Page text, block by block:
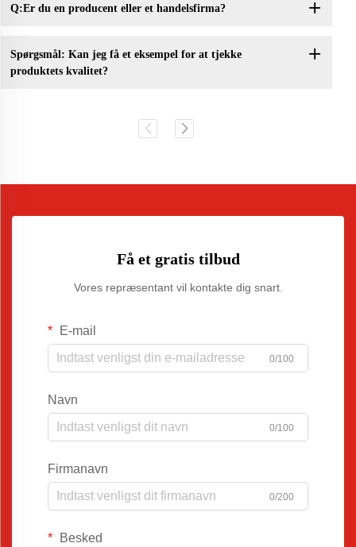
Q:Er du en producent eller et handelsfirma?
Spørgsmål: Kan jeg få et eksempel for at tjekke
produktets kvalitet?
Få et gratis tilbud
Vores repræsentant vil kontakte dig snart.
E-mail
0/100
Navn
0/100
Firmanavn
0/200
Besked